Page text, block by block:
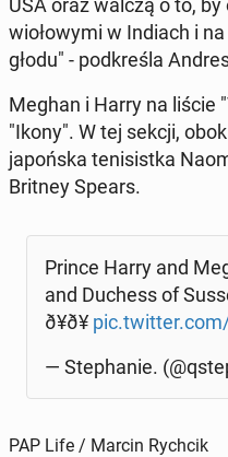
wio­ło­wy­mi w Indiach i
głodu" - pod­kre­śla
Meghan i Harry na liście
"Ikony". W tej sekcji,
ja­poń­ska te­ni­sist­ka
Britney Spears.
Prince Harry and
and Duchess of
ð¥ð¥
— Ste­pha­nie.
PAP Life / Marcin Rychcik